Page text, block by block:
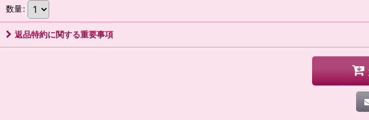
数量:
返品特約に関する重要事項